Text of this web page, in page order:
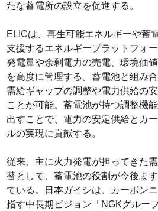
たな蓄電所の設立を促進する。
ELICは、再生可能エネルギーや蓄
支援するエネルギープラットフォ
発電量や余剰電力の売電、環境価
を高度に管理する。蓄電池と組み合
需給ギャップの調整や電力供給の
ことが可能。蓄電池が持つ調整機
出すことで、電力の安定供給とカ
ルの実現に貢献する。
従来、主に火力発電が担ってきた
替として、蓄電池の役割が今後ま
ている。日本ガイシは、カーボン
指す中長期ビジョン「NGKグルー